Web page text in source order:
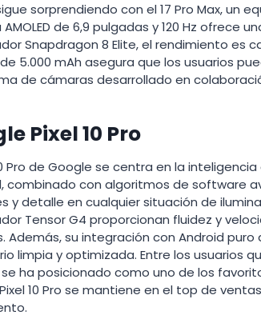
sorprendiendo con el 17 Pro Max, un
de 6,9 pulgadas y 120 Hz ofrece
Snapdragon 8 Elite, el rendimiento es
5.000 mAh asegura que los usuarios
de cámaras desarrollado en
Pixel 10 Pro
Pro de Google se centra en la
combinado con algoritmos de software
y detalle en cualquier situación de
Tensor G4 proporcionan fluidez y
Además, su integración con Android
limpia y optimizada. Entre los usuarios
ha posicionado como uno de los
10 Pro se mantiene en el top de